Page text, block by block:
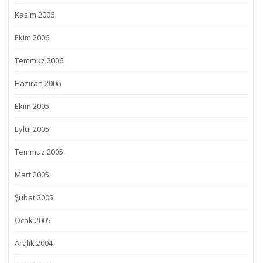
Kasım 2006
Ekim 2006
Temmuz 2006
Haziran 2006
Ekim 2005
Eylül 2005
Temmuz 2005
Mart 2005
Şubat 2005
Ocak 2005
Aralık 2004